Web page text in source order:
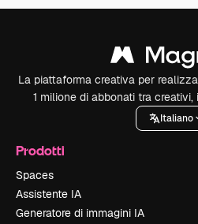
La piattaforma creativa per
1 milione di abbonati tra
Italiano
Prodotti
Spaces
Assistente IA
Generatore di immagini IA